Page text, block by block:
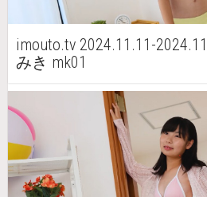
imouto.tv 2024.11.11-
みき mk01